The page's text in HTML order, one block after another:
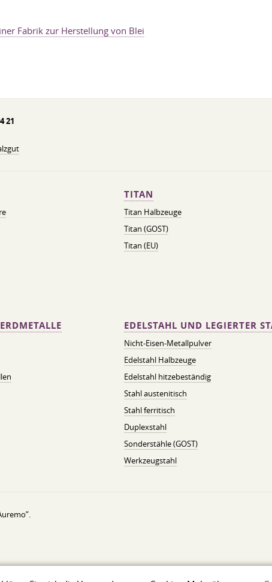
Fabrik zur Herstellung von Blei
21
TITAN
Titan Halbzeuge
Titan (GOST)
Titan (EU)
EDELSTAHL UND LEGIERTER
Nicht-Eisen-Metallpulver
Edelstahl Halbzeuge
Edelstahl hitzebeständig
Stahl austenitisch
Stahl ferritisch
Duplexstahl
Sonderstähle (GOST)
Werkzeugstahl